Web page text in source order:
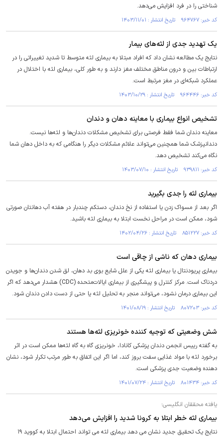
شناختی را در فرد افزایش می‌دهد.
کد خبر: ۹۶۴۷۶۷ تاریخ انتشار : ۱۴۰۳/۱۱/۰۱
یک تهدید جدی از لثه‌های بیمار
نتایج یک مطالعه نشان داد که افراد مبتلا به بیماری لثه متوسط تا شدید تغییراتی را در
ارتباطات بین و درون مناطق مختلف مغز دارند و به طور کلی، بیماری لثه با اختلال در
عملکرد شبکه‌ای در مغز مرتبط است.
کد خبر: ۹۶۴۴۴۶ تاریخ انتشار : ۱۴۰۳/۱۰/۲۹
تشخیص انواع بیماری با معاینه دهان و دندان
معاینه دندان شما فقط فرصتی برای تشخیص مشکلات دندان‌ها و لثه‌ها نیست.
دندانپزشک شما همچنین می‌تواند علائم مشکلات دیگر را هنگامی که به داخل دهان شما
نگاه می‌کند تشخیص دهد.
کد خبر: ۹۳۹۸۱۱ تاریخ انتشار : ۱۴۰۳/۰۷/۱۰
بیماری لثه را جدی بگیرید
اگر بعد از مسواک زدن یا استفاده از نخ دندان، دستکم چندبار در هفته آب دهانتان صورتی
شود، ممکن است در مراحل نخست ابتلا به بیماری لثه باشید.
کد خبر: ۸۵۱۲۲۷ تاریخ انتشار : ۱۴۰۲/۰۴/۲۶
بیماری دهان که ناشی از چاقی است
بیماری پریودنتال یا بیماری لثه یکی از علل شایع بوی بد دهان، لق شدن دندان‌ها و جویدن
دردناک است. مرکز کنترل و پیشگیری از بیماری ایالات‌متحده (CDC) هشدار می‌دهد که اگر
این بیماری درمان نشود، می‌تواند منجر به تحلیل لثه یا حتی از دست دادن دندان شود.
کد خبر: ۸۰۷۲۰۳ تاریخ انتشار : ۱۴۰۱/۰۸/۱۹
شش وضعیتی که توجیه کننده خونریزی لثه‌ها هستند
به گفته رییس انجمن دندان پزشکی کانادا، خونریزی گاه به گاه لثه‌ها ممکن است در اثر
برخورد لثه با مواد غذایی سفت بروز کند، اما اگر این اتفاق به طور مرتب تکرار شود، نشان
دهنده وضعیت جدی پزشکی است.
کد خبر: ۸۰۱۴۳۴ تاریخ انتشار : ۱۴۰۱/۰۷/۲۴
یافته محققان انگلیسی؛
بیماری لثه خطر ابتلا به کرونا شدید را افزایش می‌دهد
نتایج یک تحقیق جدید نشان می دهد بیماری لثه می تواند احتمال ابتلا به کووید ۱۹